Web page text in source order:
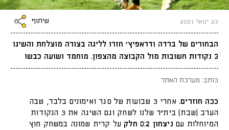
23 ינואר 2021 שיתוף
הבחורים של ברדה ודראפיץ׳ חזרו לליגה בצורה מוצלחת והשיגו
3 נקודות חשובות מול הקבוצה מהצפון. מוחמד ושועה כבשו
כותב: מערכת האתר
ככה חוזרים.
אחרי 3 שבועות של סגר ואימונים בלבד, שבה
הערב (שבת) בית״ר שלנו לשחק וגם השיגה את 3 הנקודות
המיוחלות עם ניצחון 0:2 חלק
על קרית שמונה במשחק חוץ